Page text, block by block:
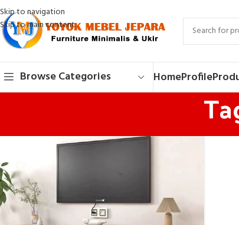
Skip to navigation
Skip to main content
Browse Categories HomeProfile